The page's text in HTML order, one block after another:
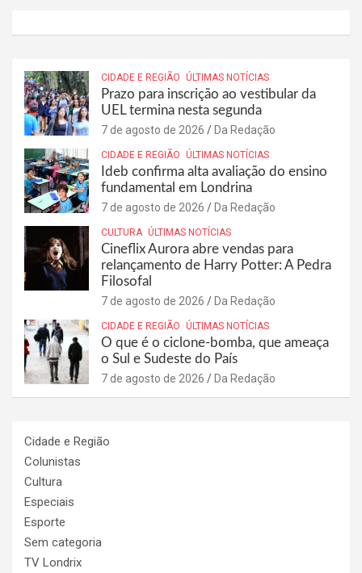
CIDADE E REGIÃO ÚLTIMAS NOTÍCIAS
Prazo para inscrição ao vestibular da
UEL termina nesta segunda
7 de agosto de 2026 Da Redação
CIDADE E REGIÃO ÚLTIMAS NOTÍCIAS
Ideb confirma alta avaliação do ensino
fundamental em Londrina
7 de agosto de 2026 Da Redação
CULTURA ÚLTIMAS NOTÍCIAS
Cineflix Aurora abre vendas para
relançamento de Harry Potter: A Pedra
Filosofal
7 de agosto de 2026 Da Redação
CIDADE E REGIÃO ÚLTIMAS NOTÍCIAS
O que é o ciclone-bomba, que ameaça
o Sul e Sudeste do País
7 de agosto de 2026 Da Redação
Cidade e Região
Colunistas
Cultura
Especiais
Esporte
Sem categoria
TV Londrix